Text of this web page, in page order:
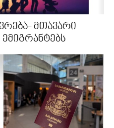
მთავარი
ემიგრანტებს